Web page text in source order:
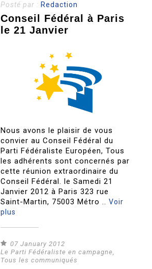
Posté par : Redaction
Conseil Fédéral à Paris
le 21 Janvier
Nous avons le plaisir de vous
convier au Conseil Fédéral du
Parti Fédéraliste Européen, Tous
les adhérents sont concernés par
cette réunion extraordinaire du
Conseil Fédéral. le Samedi 21
Janvier 2012 à Paris 323 rue
Saint-Martin, 75003 Métro ..Voir
plus
07 January 2012
Le Parti Fédéraliste en campagne,
Tous les communiqués